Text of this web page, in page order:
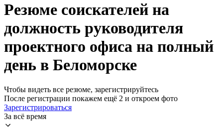
Резюме соискателей на
должность руководителя
проектного офиса на полный
день в Беломорске
Чтобы видеть все резюме, зарегистрируйтесь
После регистрации покажем ещё 2 и откроем фото
Зарегистрироваться
За всё время